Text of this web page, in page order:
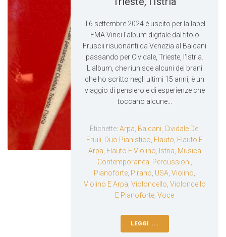
Il 6 settembre 2024 è uscito per la label
EMA Vinci l'album digitale dal titolo
Fruscii risuonanti da Venezia al Balcani
passando per Cividale, Trieste, l'Istria.
L'album, che riunisce alcuni dei brani
che ho scritto negli ultimi 15 anni, è un
viaggio di pensiero e di esperienze che
toccano alcune...
Etichette: Arpa Balcani Cividale Del
Friuli Duo Pianistico Flauto Flauto E
Arpa Flauto E Violino Istria Musica
Contemporanea Percussioni
Pianoforte Pirano USA ,Violino
Violino E Arpa Violoncello Violoncello
E Pianoforte ,Voce
LEGGI ...